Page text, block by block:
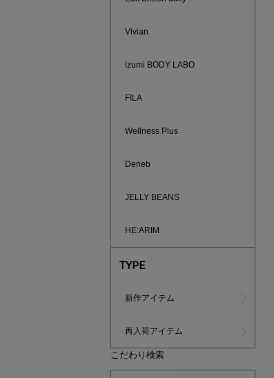
Vivian
izumi BODY LABO
FILA
Wellness Plus
Deneb
JELLY BEANS
HE:ARIM
TYPE
新作アイテム
再入荷アイテム
こだわり検索